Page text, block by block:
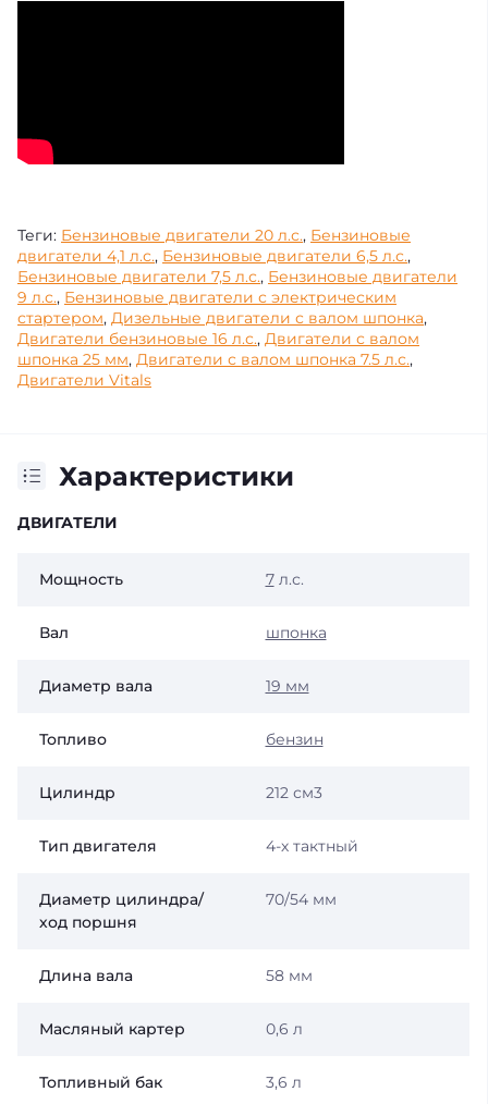
Теги: Бензиновые двигатели 20 л.с., Бензиновые
двигатели 4,1 л.с., Бензиновые двигатели 6,5 л.с.,
Бензиновые двигатели 7,5 л.с., Бензиновые двигатели
9 л.с., Бензиновые двигатели с электрическим
стартером, Дизельные двигатели с валом шпонка,
Двигатели бензиновые 16 л.с., Двигатели с валом
шпонка 25 мм, Двигатели с валом шпонка 7.5 л.с.,
Двигатели Vitals
Характеристики
ДВИГАТЕЛИ
Мощность 7л.с.
Вал шпонка
Диаметр вала 19 мм
Топливо бензин
Цилиндр 212 см3
Тип двигателя 4-х тактный
Диаметр цилиндра/
ход поршня
70/54 мм
Длина вала 58 мм
Масляный картер 0,6 л
Топливный бак 3,6 л